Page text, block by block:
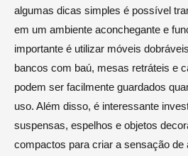
algumas dicas simples é possível
em um ambiente aconchegante e
importante é utilizar móveis
bancos com baú, mesas retráteis e
podem ser facilmente guardados
uso. Além disso, é interessante
suspensas, espelhos e objetos
compactos para criar a sensação de